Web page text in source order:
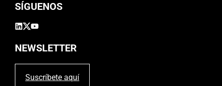
v
c
o
.
SÍGUENOS
NEWSLETTER
Suscríbete aquí